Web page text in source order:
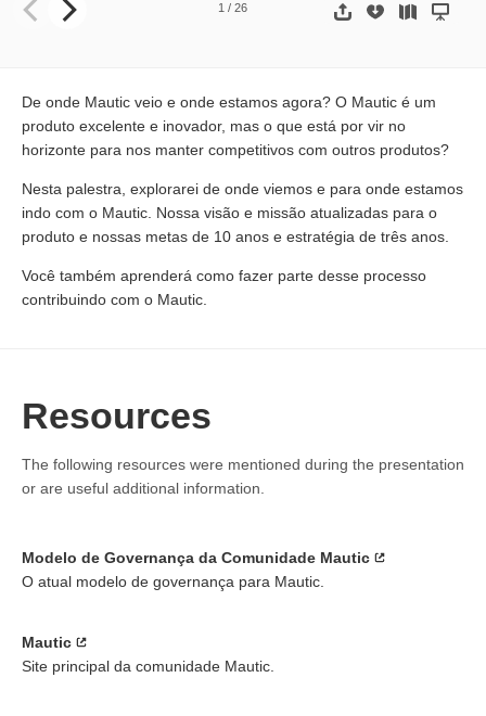
1 / 26
De onde Mautic veio e onde estamos agora? O Mautic é um
produto excelente e inovador, mas o que está por vir no
horizonte para nos manter competitivos com outros produtos?
Nesta palestra, explorarei de onde viemos e para onde estamos
indo com o Mautic. Nossa visão e missão atualizadas para o
produto e nossas metas de 10 anos e estratégia de três anos.
Você também aprenderá como fazer parte desse processo
contribuindo com o Mautic.
Resources
The following resources were mentioned during the presentation
or are useful additional information.
Modelo de Governança da Comunidade Mautic
O atual modelo de governança para Mautic.
Mautic
Site principal da comunidade Mautic.